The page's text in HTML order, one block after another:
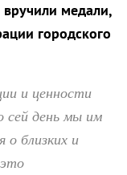
медали,
городского
и ценности
сей день мы им
о близких и